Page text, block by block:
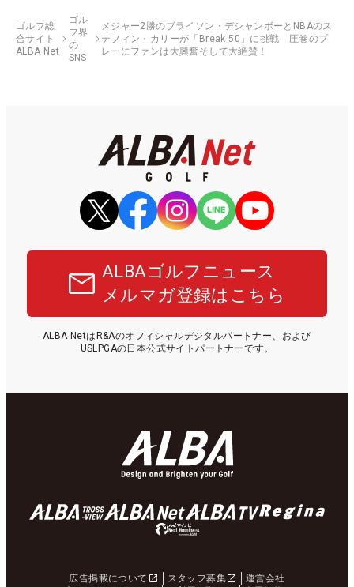
ゴルフ総
合サイト
ALBA Net
ゴル
フ界
の
SNS
メジャー2勝のブライソン・デシャンボーとNBAのス
テフィン・カリーが「Break 50」に挑戦 圧巻のプ
レーにファンは大興奮そして大絶賛！
ALBAゴルフニュース
メルマガ登録はこちら
ALBA NetはR&Aのオフィシャルデジタルパートナー、および
USLPGAの日本公式サイトパートナーです。
広告掲載について スタッフ募集
運営会社